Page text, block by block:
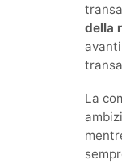
della
La